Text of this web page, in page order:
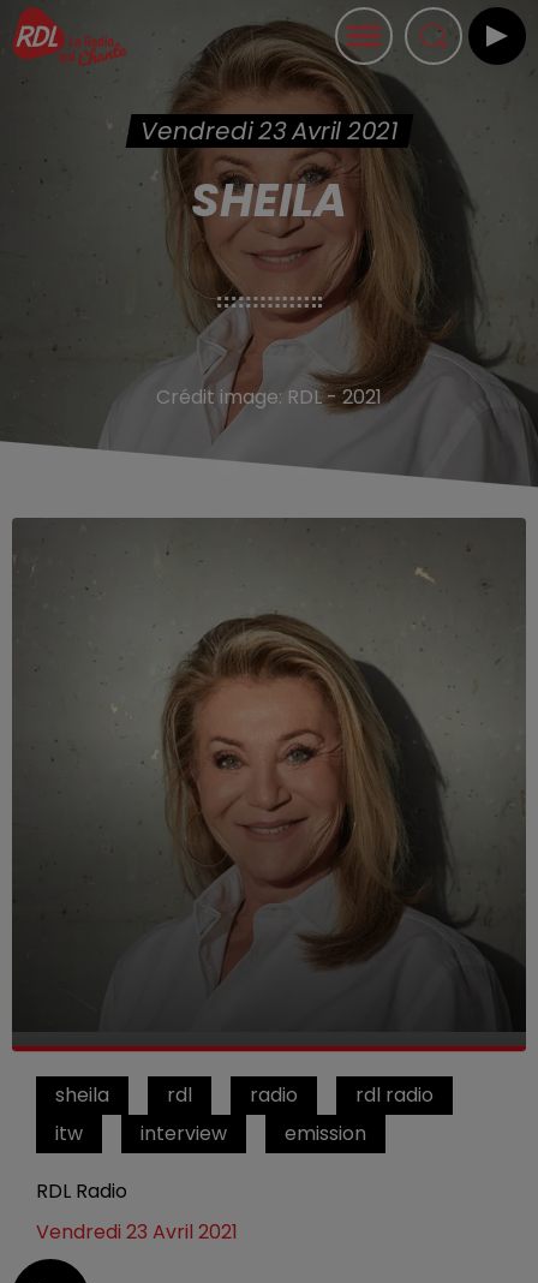
Vendredi 23 Avril 2021
SHEILA
Crédit image: RDL - 2021
sheila rdl radio
rdl radio
itw
interview emission
RDL Radio
Vendredi 23 Avril 2021